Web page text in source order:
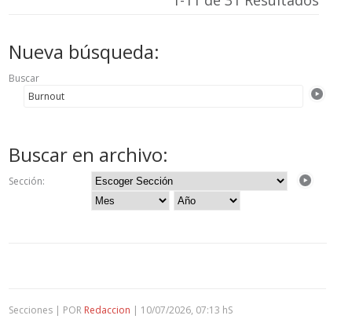
Nueva búsqueda:
Buscar
Buscar en archivo:
Sección:
Secciones | POR Redaccion | 10/07/2026, 07:13 hS